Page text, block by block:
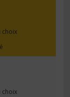
choix
choix